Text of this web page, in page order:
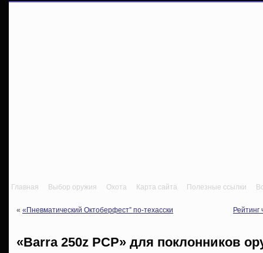
Главная Выбор оружия Охота Карта сайта Полезные ссылки
« «Пневматический Октоберфест” по-техасски Рейтинг
«Barra 250z PCP» для поклонников